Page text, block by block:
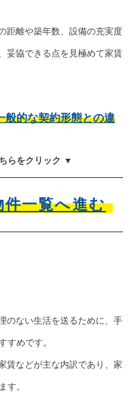
距離や築年数、設備の充実度
妥協できる点を見極めて家賃
般的な契約形態との違
らをクリック ▼
件一覧へ進む
のない生活を送るために、手
すめです。
賃などが主な内訳であり、家
す。